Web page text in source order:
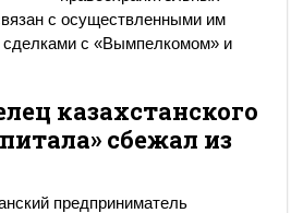
с осуществленными им
сделками с «Вымпелкомом» и
казахстанского
сбежал из
предприниматель